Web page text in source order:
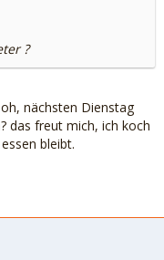
?
nächsten Dienstag
das freut mich, ich koch
bleibt.